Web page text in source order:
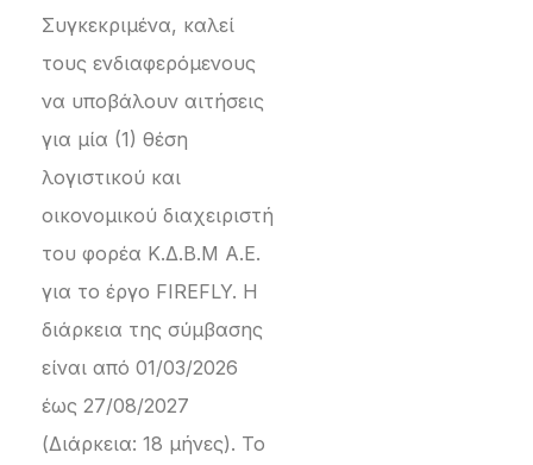
Συγκεκριμένα, καλεί
τους ενδιαφερόμενους
να υποβάλουν αιτήσεις
για μία (1) θέση
λογιστικού και
οικονομικού διαχειριστή
του φορέα Κ.Δ.Β.Μ Α.Ε.
για το έργο FIREFLY. Η
διάρκεια της σύμβασης
είναι από 01/03/2026
έως 27/08/2027
(Διάρκεια: 18 μήνες). Το